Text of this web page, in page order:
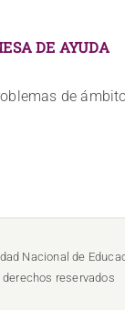
DE AYUDA
de
Nacional de
derechos reservados